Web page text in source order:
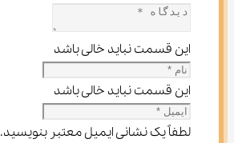
این قسمت نباید خالی باشد
این قسمت نباید خالی باشد
لطفاً یک نشانی ایمیل معتبر بنویسید.